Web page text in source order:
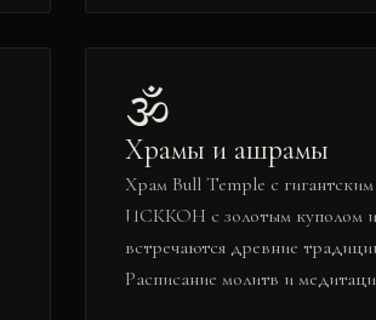
🕉️
Храмы и ашрамы
Храм Bull Temple с
ИСККОН с золотым куполом
встречаются древние
Расписание молитв и